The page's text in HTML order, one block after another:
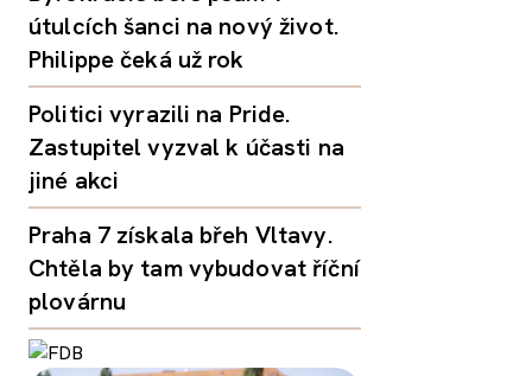
útulcích šanci na nový život.
Philippe čeká už rok
Politici vyrazili na Pride.
Zastupitel vyzval k účasti na
jiné akci
Praha 7 získala břeh Vltavy.
Chtěla by tam vybudovat říční
plovárnu